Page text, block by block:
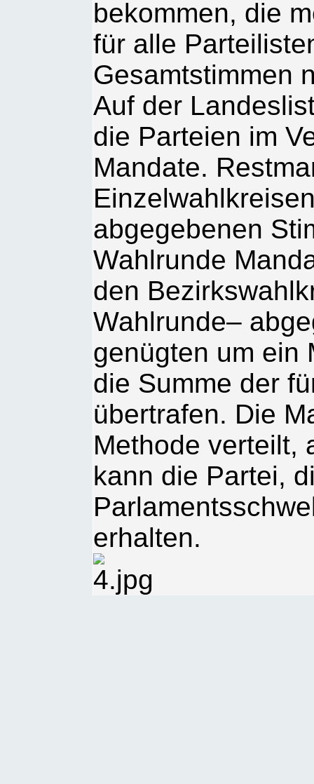
bekommen, die
für alle
Gesamtstimmen
Auf der
die Parteien im
Mandate.
abgegebenen
Wahlrunde
den
Wahlrunde–
genügten um ein
die Summe der
übertrafen. Die
Methode verteilt,
kann die Partei,
erhalten.